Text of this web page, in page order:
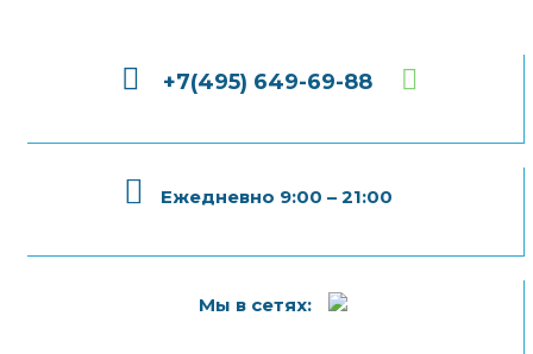
+7(495) 649-69-88
Ежедневно 9:00 – 21:00
Мы в сетях: